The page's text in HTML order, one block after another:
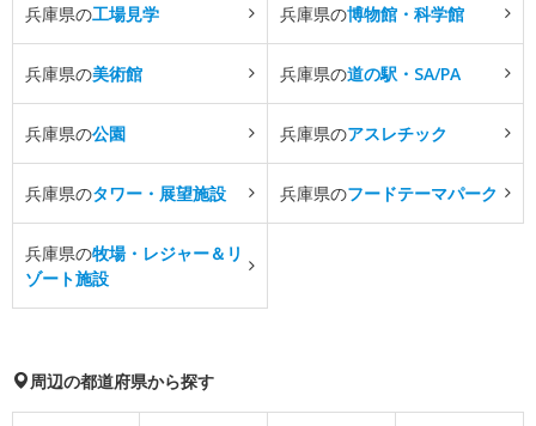
兵庫県の工場見学 兵庫県の博物館・科学館
兵庫県の美術館 兵庫県の道の駅・SA/PA
兵庫県の公園 兵庫県のアスレチック
兵庫県のタワー・展望施設 兵庫県のフードテーマパーク
兵庫県の牧場・レジャー＆リ
ゾート施設
周辺の都道府県から探す